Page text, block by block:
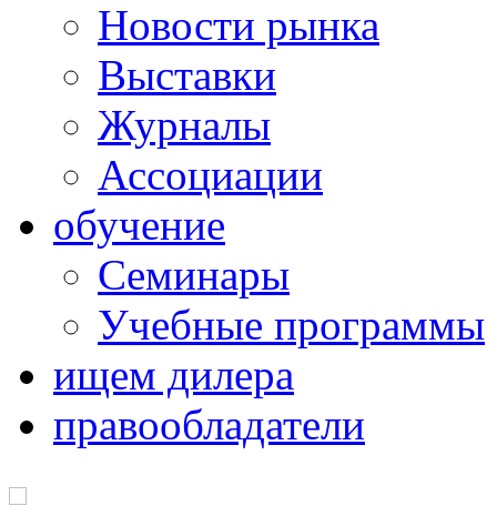
Новости рынка
Выставки
Журналы
Ассоциации
обучение
Семинары
Учебные программы
ищем дилера
правообладатели